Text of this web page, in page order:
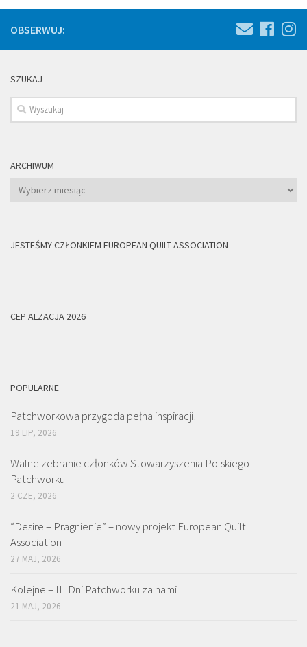
OBSERWUJ:
SZUKAJ
ARCHIWUM
Archiwum
JESTEŚMY CZŁONKIEM EUROPEAN QUILT ASSOCIATION
CEP ALZACJA 2026
POPULARNE
Patchworkowa przygoda pełna inspiracji!
19 LIP, 2026
Walne zebranie członków Stowarzyszenia Polskiego
Patchworku
2 CZE, 2026
“Desire – Pragnienie” – nowy projekt European Quilt
Association
27 MAJ, 2026
Kolejne – III Dni Patchworku za nami
21 MAJ, 2026